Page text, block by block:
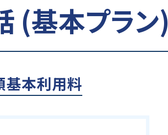
(基本プラン)
基本利用料